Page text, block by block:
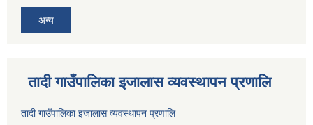
अन्य
तादी गाउँपालिका इजालास व्यवस्थापन प्रणालि
तादी गाउँपालिका इजालास व्यवस्थापन प्रणालि